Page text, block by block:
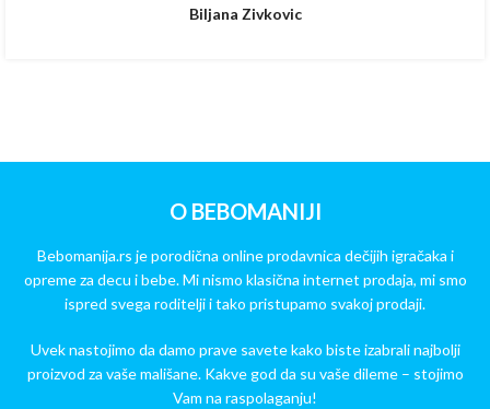
Biljana Zivkovic
O BEBOMANIJI
Bebomanija.rs je porodična online prodavnica dečijih igračaka i
opreme za decu i bebe. Mi nismo klasična internet prodaja, mi smo
ispred svega roditelji i tako pristupamo svakoj prodaji.
Uvek nastojimo da damo prave savete kako biste izabrali najbolji
proizvod za vaše mališane. Kakve god da su vaše dileme – stojimo
Vam na raspolaganju!